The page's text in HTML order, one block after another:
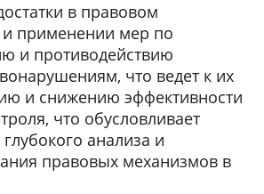
в правовом
и применении мер по
и противодействию
что ведет к их
и снижению эффективности
что обусловливает
анализа и
правовых механизмов в